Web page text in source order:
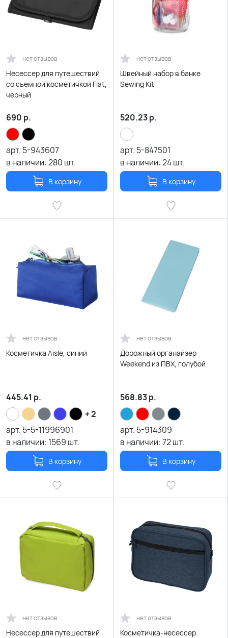
нет отзывов
Несессер для путешествий
со съемной косметичкой Flat,
черный
690 р.
арт. 5-943607
в наличии:280 шт.
В корзину
нет отзывов
Швейный набор в банке
Sewing Kit
520.23р.
арт. 5-847501
в наличии:24шт.
В корзину
нет отзывов
Косметичка Aisle, синий
445.41 р.
+ 2
арт. 5-5-11996901
в наличии: 1569 шт.
В корзину
нет отзывов
Дорожный органайзер
Weekend из ПВХ, голубой
568.83р.
арт. 5-914309
в наличии:72шт.
В корзину
нет отзывов
Несессер для путешествий
нет отзывов
Косметичка-несессер